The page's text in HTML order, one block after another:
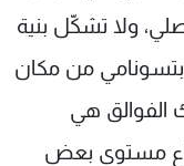
ولا تشكّل بنية
بتسونامي من مكان
الفوالق هي
مستوى بعض